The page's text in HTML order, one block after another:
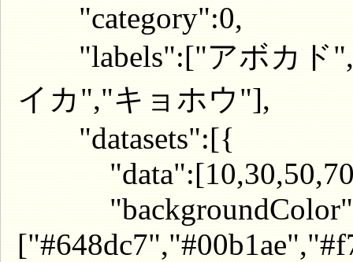
"category":0,
"labels":["アボカド","
イカ","キョホウ"],
"datasets":[{